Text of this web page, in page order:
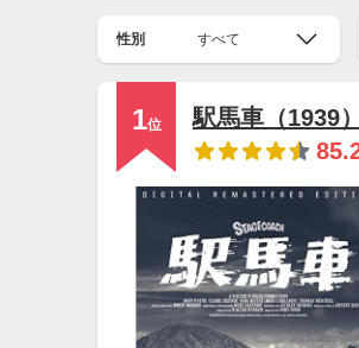
性別 すべて
1位
駅馬車（1939）